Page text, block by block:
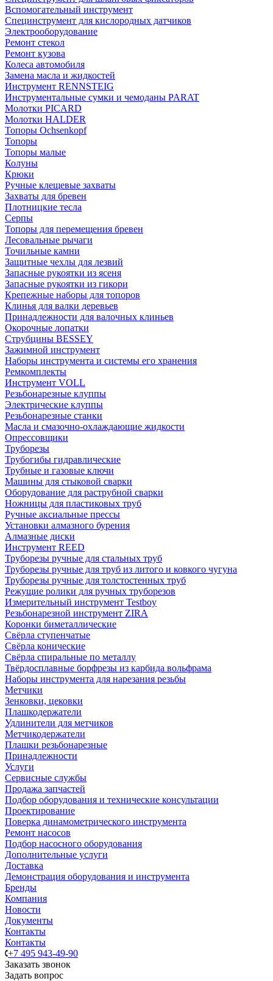
Вспомогательный инструмент
Специнструмент для кислородных датчиков
Электрооборудование
Ремонт стекол
Ремонт кузова
Колеса автомобиля
Замена масла и жидкостей
Инструмент RENNSTEIG
Инструментальные сумки и чемоданы PARAT
Молотки PICARD
Молотки HALDER
Топоры Ochsenkopf
Топоры
Топоры малые
Колуны
Крюки
Ручные клещевые захваты
Захваты для бревен
Плотницкие тесла
Серпы
Топоры для перемещения бревен
Лесовальные рычаги
Точильные камни
Защитные чехлы для лезвий
Запасные рукоятки из ясеня
Запасные рукоятки из гикори
Крепежные наборы для топоров
Клинья для валки деревьев
Принадлежности для валочных клиньев
Окорочные лопатки
Струбцины BESSEY
Зажимной инструмент
Наборы инструмента и системы его хранения
Ремкомплекты
Инструмент VOLL
Резьбонарезные клуппы
Электрические клуппы
Резьбонарезные станки
Масла и смазочно-охлаждающие жидкости
Опрессовщики
Труборезы
Трубогибы гидравлические
Трубные и газовые ключи
Машины для стыковой сварки
Оборудование для раструбной сварки
Ножницы для пластиковых труб
Ручные аксиальные прессы
Установки алмазного бурения
Алмазные диски
Инструмент REED
Труборезы ручные для стальных труб
Труборезы ручные для труб из литого и ковкого чугуна
Труборезы ручные для толстостенных труб
Режущие ролики для ручных труборезов
Измерительный инструмент Testboy
Резьбонарезной инструмент ZIRA
Коронки биметаллические
Свёрла ступенчатые
Свёрла конические
Свёрла спиральные по металлу
Твёрдосплавные борфрезы из карбида вольфрама
Наборы инструмента для нарезания резьбы
Метчики
Зенковки, цековки
Плашкодержатели
Удлинители для метчиков
Метчикодержатели
Плашки резьбонарезные
Принадлежности
Услуги
Сервисные службы
Продажа запчастей
Подбор оборудования и технические консультации
Проектирование
Поверка динамометрического инструмента
Ремонт насосов
Подбор насосного оборудования
Дополнительные услуги
Доставка
Демонстрация оборудования и инструмента
Бренды
Компания
Новости
Документы
Контакты
Контакты
+7 495 943-49-90
Заказать звонок
Задать вопрос